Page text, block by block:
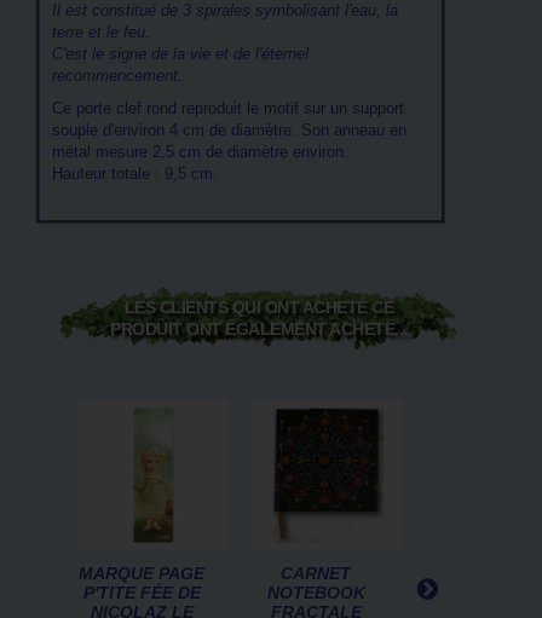
Il est constitué de 3 spirales symbolisant l'eau, la
terre et le feu.
C'est le signe de la vie et de l'éternel
recommencement.
Ce porte clef rond reproduit le motif sur un support
souple d'environ 4 cm de diamètre. Son anneau en
métal mesure 2,5 cm de diamètre environ.
Hauteur totale : 9,5 cm.
LES CLIENTS QUI ONT ACHETÉ CE
PRODUIT ONT ÉGALEMENT ACHETÉ...
MARQUE PAGE
P'TITE FÉE DE
NICOLAZ LE
CARNET
NOTEBOOK
FRACTALE